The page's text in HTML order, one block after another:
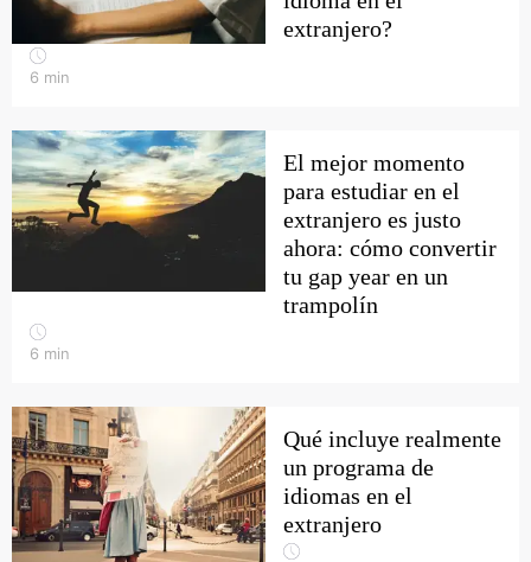
extranjero?
6 min
El mejor momento
para estudiar en el
extranjero es justo
ahora: cómo convertir
tu gap year en un
trampolín
6 min
Qué incluye realmente
un programa de
idiomas en el
extranjero